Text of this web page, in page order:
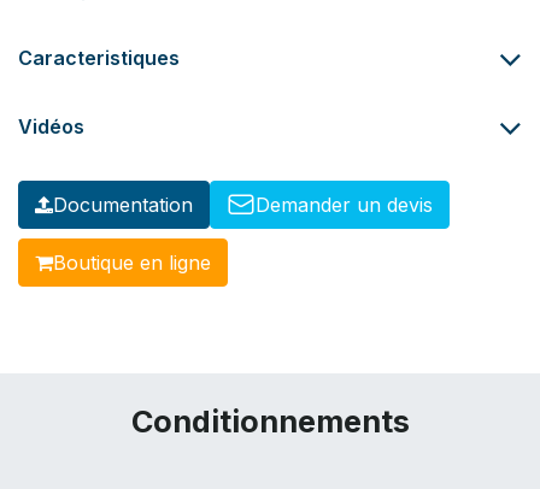
Caracteristiques
Vidéos
Documentation Demander un devis
Boutiqu​​​​​​e en ligne
Conditionnements